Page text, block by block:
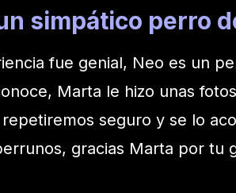
simpático perro
fue genial, Neo es un
Marta le hizo unas
seguro y se lo
gracias Marta por tu